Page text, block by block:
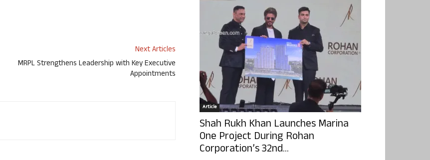
Next Articles
MRPL Strengthens Leadership with Key Executive
Appointments
Article
Shah Rukh Khan Launches Marina
One Project During Rohan
Corporation’s 32nd...